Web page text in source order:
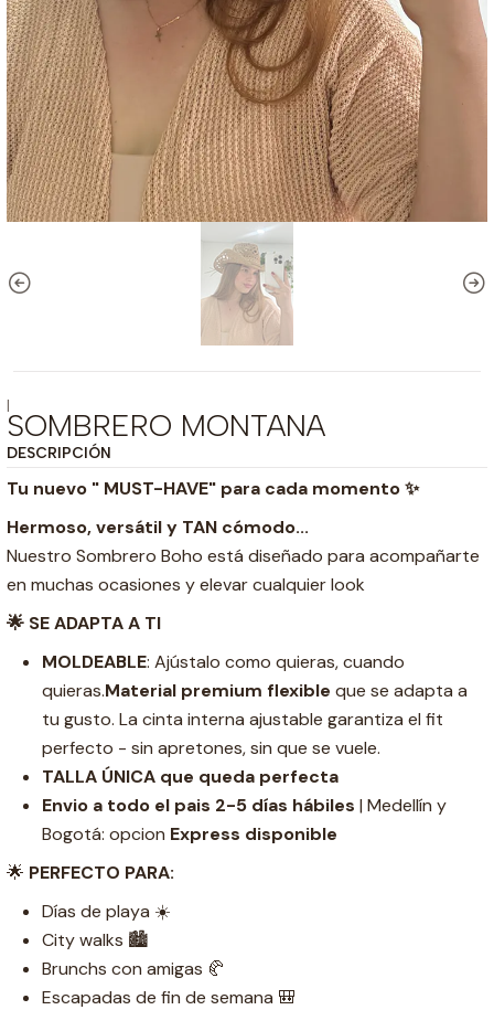
|
SOMBRERO MONTANA
DESCRIPCIÓN
Tu nuevo " MUST-HAVE" para cada momento ✨
Hermoso, versátil y TAN cómodo...
Nuestro Sombrero Boho está diseñado para acompañarte
en muchas ocasiones y elevar cualquier look
🌟 SE ADAPTA A TI
MOLDEABLE: Ajústalo como quieras, cuando
quieras.Material premium flexible que se adapta a
tu gusto. La cinta interna ajustable garantiza el fit
perfecto - sin apretones, sin que se vuele.
TALLA ÚNICA que queda perfecta
Envio a todo el pais 2-5 días hábiles | Medellín y
Bogotá: opcion Express disponible
🌟 PERFECTO PARA:
Días de playa ☀️
City walks 🏙️
Brunchs con amigas 🥐
Escapadas de fin de semana 🎒